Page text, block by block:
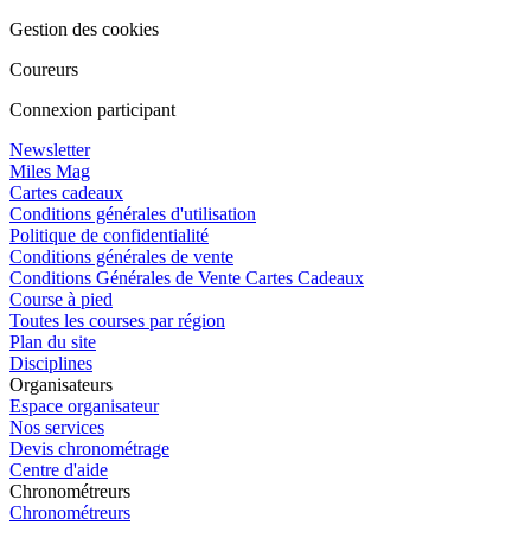
Gestion des cookies
Coureurs
Connexion participant
Newsletter
Miles Mag
Cartes cadeaux
Conditions générales d'utilisation
Politique de confidentialité
Conditions générales de vente
Conditions Générales de Vente Cartes Cadeaux
Course à pied
Toutes les courses par région
Plan du site
Disciplines
Organisateurs
Espace organisateur
Nos services
Devis chronométrage
Centre d'aide
Chronométreurs
Chronométreurs